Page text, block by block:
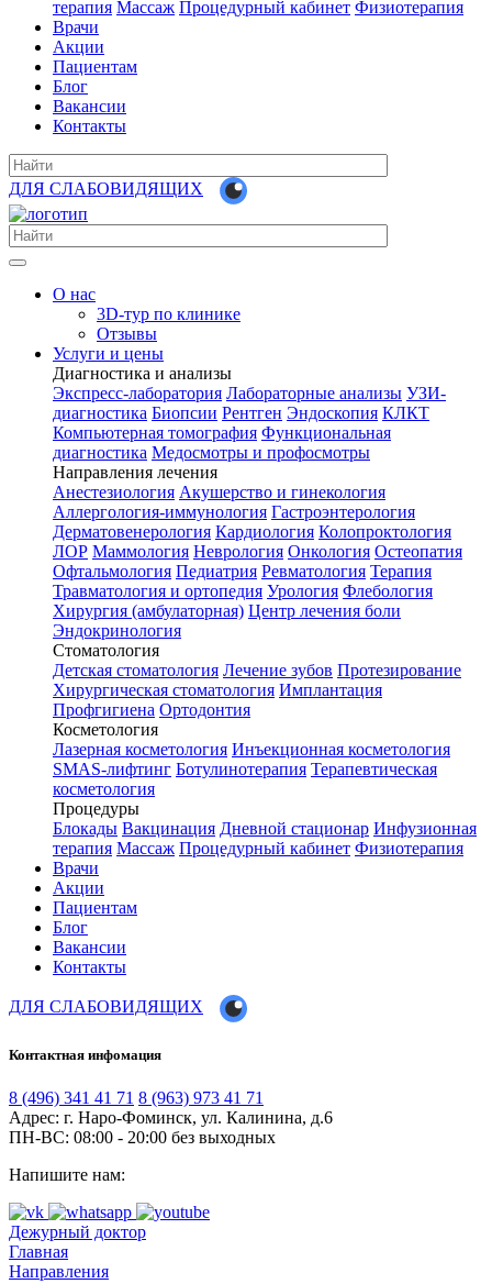
терапия Массаж Процедурный кабинет Физиотерапия
Врачи
Акции
Пациентам
Блог
Вакансии
Контакты
ДЛЯ СЛАБОВИДЯЩИХ
О нас
3D-тур по клинике
Отзывы
Услуги и цены
Диагностика и анализы
Экспресс-лаборатория Лабораторные анализы УЗИ-
диагностика Биопсии Рентген Эндоскопия КЛКТ
Компьютерная томография Функциональная
диагностика Медосмотры и профосмотры
Направления лечения
Анестезиология Акушерство и гинекология
Аллергология-иммунология Гастроэнтерология
Дерматовенерология Кардиология Колопроктология
ЛОР Маммология Неврология Онкология Остеопатия
Офтальмология Педиатрия Ревматология Терапия
Травматология и ортопедия Урология Флебология
Хирургия (амбулаторная) Центр лечения боли
Эндокринология
Стоматология
Детская стоматология Лечение зубов Протезирование
Хирургическая стоматология Имплантация
Профгигиена Ортодонтия
Косметология
Лазерная косметология Инъекционная косметология
SMAS-лифтинг Ботулинотерапия Терапевтическая
косметология
Процедуры
Блокады Вакцинация Дневной стационар Инфузионная
терапия Массаж Процедурный кабинет Физиотерапия
Врачи
Акции
Пациентам
Блог
Вакансии
Контакты
ДЛЯ СЛАБОВИДЯЩИХ
Контактная инфомация
8 (496) 341 41 71 8 (963) 973 41 71
Адрес: г. Наро-Фоминск, ул. Калинина, д.6
ПН-ВС: 08:00 - 20:00 без выходных
Напишите нам:
Дежурный доктор
Главная
Направления